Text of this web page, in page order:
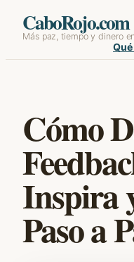
Skip
CaboRojo.com
Más paz, tiempo y dinero
Cómo
Inspira
Paso a